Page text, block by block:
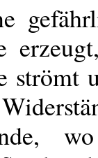
strömt